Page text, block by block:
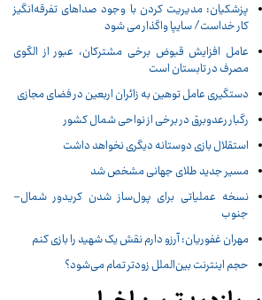
پزشکیان: مدیریت کردن با وجود صداهای تفرقه‌انگیز
کار خداست/ سایپا واگذار می شود
عامل افزایش قبوض برخی مشترکان، عبور از الگوی
مصرف در تابستان است
دستگیری عامل توهین به زائران اربعین در فضای مجازی
رگبار رعدوبرق در برخی از نواحی شمال کشور
استقلال بازی دوستانه دیگری نخواهد داشت
مسیر جدید طلای جهانی مشخص شد
نسخه عملیاتی برای پول‌ساز شدن کریدور شمال–
جنوب
مهران غفوریان: آرزو دارم نقش یک شهید را بازی کنم
حجم اینترنت بین‌الملل زودتر تمام می‌شود؟